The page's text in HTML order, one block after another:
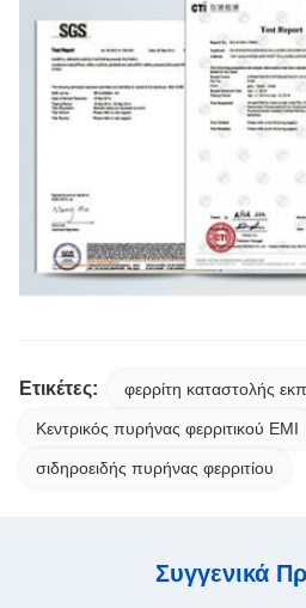
Ετικέτες: φερρίτη καταστολής
Κεντρικός πυρήνας φερριτικού EMI
σιδηροειδής πυρήνας φερριτίου
Συγγενικά